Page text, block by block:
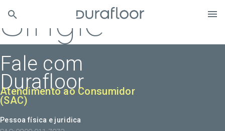
Single
Fale com
Durafloor
Atendimento ao Consumidor
(SAC)
Pessoa física e juridica